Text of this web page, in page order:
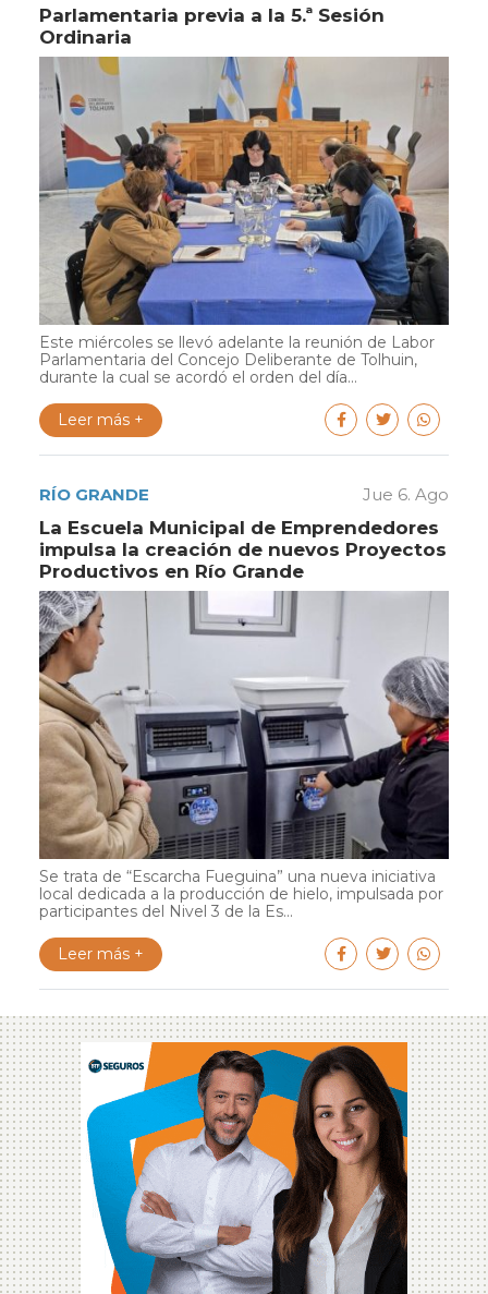
Parlamentaria previa a la 5.ª Sesión
Ordinaria
Este miércoles se llevó adelante la reunión de Labor
Parlamentaria del Concejo Deliberante de Tolhuin,
durante la cual se acordó el orden del día...
Leer más +
RÍO GRANDE Jue 6. Ago
La Escuela Municipal de Emprendedores
impulsa la creación de nuevos Proyectos
Productivos en Río Grande
Se trata de “Escarcha Fueguina” una nueva iniciativa
local dedicada a la producción de hielo, impulsada por
participantes del Nivel 3 de la Es...
Leer más +